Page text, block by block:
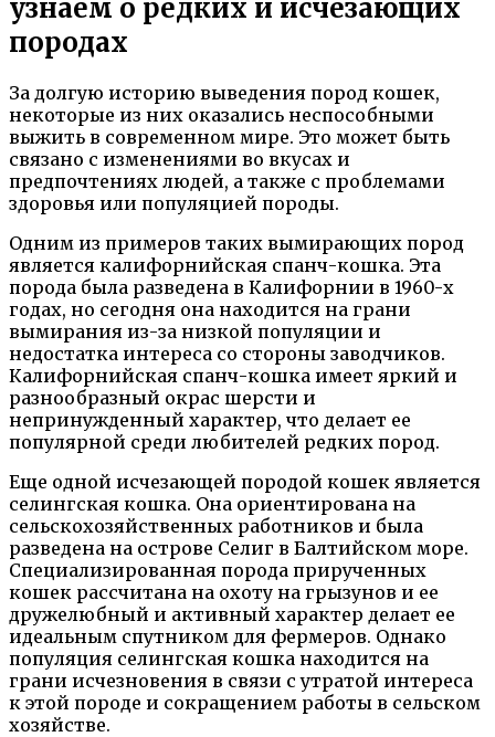
узнаем о редких и исчезающих
породах
За долгую историю выведения пород кошек,
некоторые из них оказались неспособными
выжить в современном мире. Это может быть
связано с изменениями во вкусах и
предпочтениях людей, а также с проблемами
здоровья или популяцией породы.
Одним из примеров таких вымирающих пород
является калифорнийская спанч-кошка. Эта
порода была разведена в Калифорнии в 1960-х
годах, но сегодня она находится на грани
вымирания из-за низкой популяции и
недостатка интереса со стороны заводчиков.
Калифорнийская спанч-кошка имеет яркий и
разнообразный окрас шерсти и
непринужденный характер, что делает ее
популярной среди любителей редких пород.
Еще одной исчезающей породой кошек является
селингская кошка. Она ориентирована на
сельскохозяйственных работников и была
разведена на острове Селиг в Балтийском море.
Специализированная порода прирученных
кошек рассчитана на охоту на грызунов и ее
дружелюбный и активный характер делает ее
идеальным спутником для фермеров. Однако
популяция селингская кошка находится на
грани исчезновения в связи с утратой интереса
к этой породе и сокращением работы в сельском
хозяйстве.